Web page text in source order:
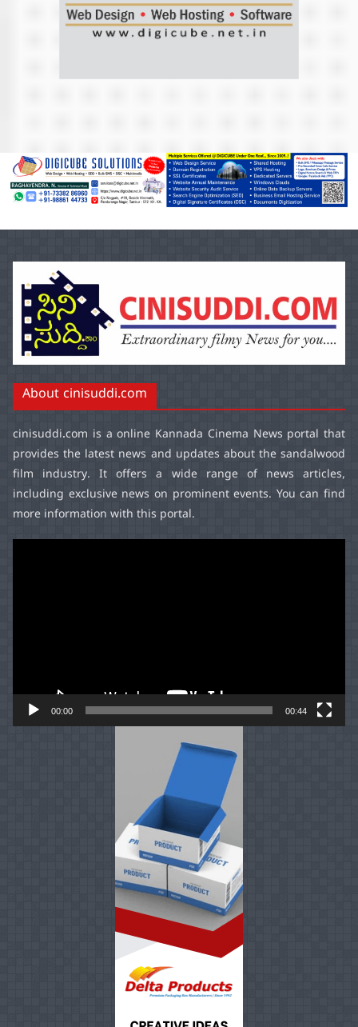
About cinisuddi.com
cinisuddi.com is a online Kannada Cinema News portal that
provides the latest news and updates about the sandalwood
film industry. It offers a wide range of news articles,
including exclusive news on prominent events. You can find
more information with this portal.
00:00 00:44